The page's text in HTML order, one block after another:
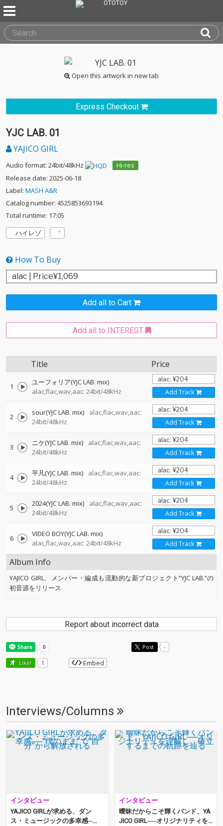
Open this artwork in new tab
Express Checkout
YJC LAB. 01
YAJICO GIRL
Audio format: 24bit/48kHz
Hi-res
Release date: 2025-06-18
Label: MASH A&R
Catalog number: 4525853693194
Total runtime: 17:05
ハイレゾ
How To Buy
Add all to Cart
Add all to INTEREST
Title Price
1
ユーフォリア(YJC LAB. mix)
alac,flac,wav,aac: 24bit/48kHz
Add Track
2 sour(YJC LAB. mix)
alac,flac,wav,aac:
24bit/48kHz
Add Track
3 ニケ(YJC LAB. mix)
alac,flac,wav,aac:
24bit/48kHz
Add Track
4 平凡(YJC LAB. mix)
alac,flac,wav,aac:
24bit/48kHz
Add Track
5 2024(YJC LAB. mix)
alac,flac,wav,aac:
24bit/48kHz
Add Track
6
VIDEO BOY(YJC LAB. mix)
alac,flac,wav,aac: 24bit/48kHz
Add Track
Album Info
YAJICO GIRL、メンバー・編成も流動的な新プロジェクト”YJC LAB.”の
初音源をリリース
Report about incorrect data
Post -
Like! 1 Embed
Interviews/Columns
インタビュー
YAJICO GIRLが求める、ダン
ス・ミュージックの多幸感─
インタビュー
曖昧だからこそ輝くバンド、YA
JICO GIRL──オリジナリティを